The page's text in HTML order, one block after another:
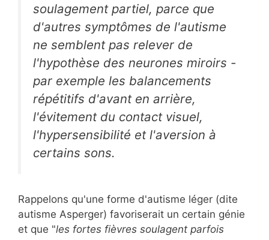
soulagement partiel, parce que
d'autres symptômes de l'autisme
ne semblent pas relever de
l'hypothèse des neurones miroirs -
par exemple les balancements
répétitifs d'avant en arrière,
l'évitement du contact visuel,
l'hypersensibilité et l'aversion à
certains sons.
Rappelons qu'une forme d'autisme léger (dite
autisme Asperger) favoriserait un certain génie
et que "les fortes fièvres soulagent parfois